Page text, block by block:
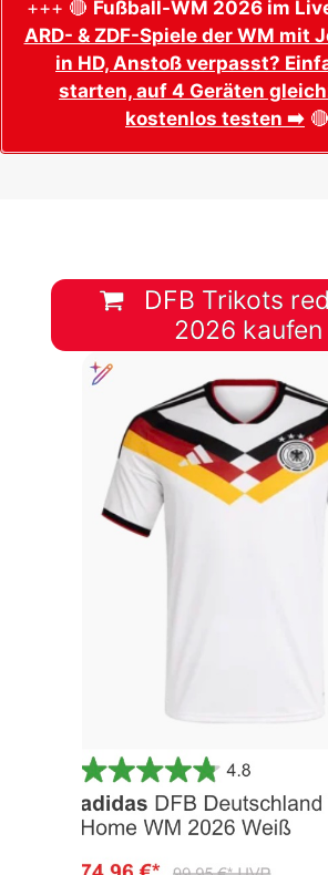
+++ 🔴 Fußball-WM 2026 im
ARD- & ZDF-Spiele der WM mit
in HD, Anstoß verpasst?
starten, auf 4 Geräten
kostenlos testen ➡️
DFB Trikots
2026 kaufen